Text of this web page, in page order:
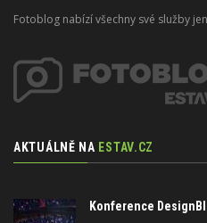
Fotoblog nabízí všechny své služby
AKTUÁLNĚ NA ESTAV.CZ